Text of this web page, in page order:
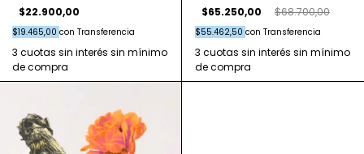
$22.900,00
$19.465,00 con Transferencia
$65.250,00 $68.700,00
$55.462,50 con Transferencia